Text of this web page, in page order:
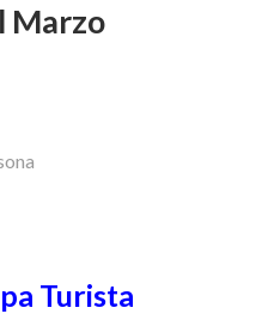
Marzo
Turista